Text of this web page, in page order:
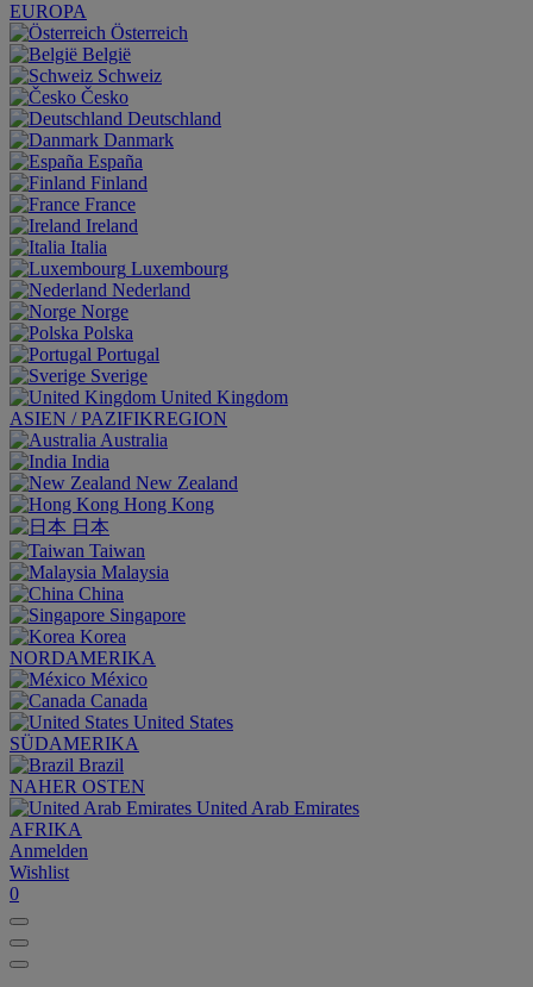
EUROPA
Österreich
België
Schweiz
Česko
Deutschland
Danmark
España
Finland
France
Ireland
Italia
Luxembourg
Nederland
Norge
Polska
Portugal
Sverige
United Kingdom
ASIEN / PAZIFIKREGION
Australia
India
New Zealand
Hong Kong
日本
Taiwan
Malaysia
China
Singapore
Korea
NORDAMERIKA
México
Canada
United States
SÜDAMERIKA
Brazil
NAHER OSTEN
United Arab Emirates
AFRIKA
Anmelden
Wishlist
0